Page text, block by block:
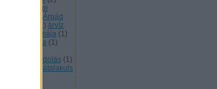
Árpád napi
Árpád
1) árvíz
Ferec imája (1)
kódja (1)
Ataiszi kódolás (1)
átalakuls